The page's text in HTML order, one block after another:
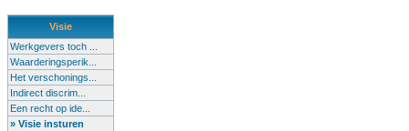
Visie
Werkgevers toch ...
Waarderingsperik...
Het verschonings...
Indirect discrim...
Een recht op ide...
» Visie insturen